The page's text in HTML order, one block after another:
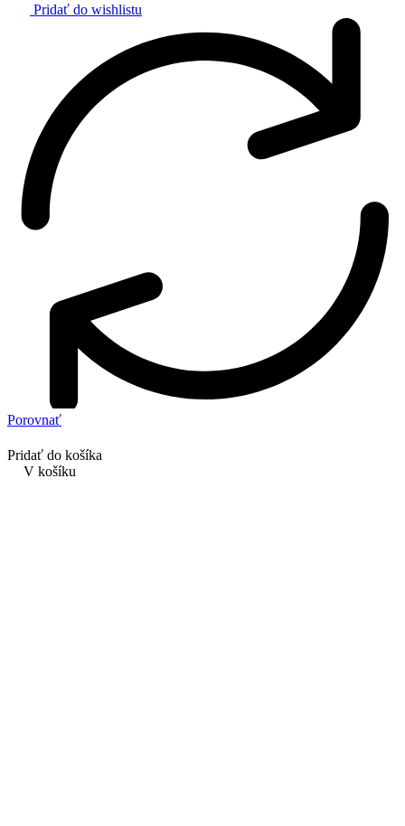
Pridať do wishlistu
Porovnať
Pridať do košíka
V košíku